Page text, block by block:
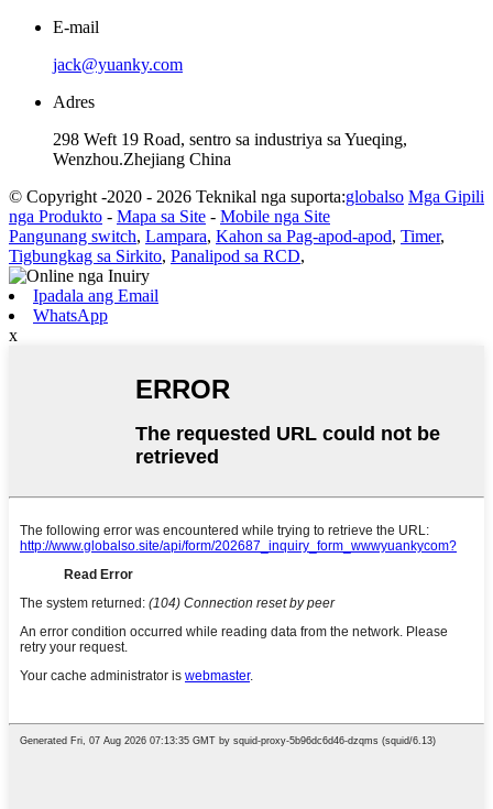
E-mail
jack@yuanky.com
Adres
298 Weft 19 Road, sentro sa industriya sa Yueqing,
Wenzhou.Zhejiang China
© Copyright -2020 - 2026 Teknikal nga suporta:globalso Mga Gipili
nga Produkto - Mapa sa Site - Mobile nga Site
Pangunang switch, Lampara, Kahon sa Pag-apod-apod, Timer,
Tigbungkag sa Sirkito, Panalipod sa RCD,
Ipadala ang Email
WhatsApp
x